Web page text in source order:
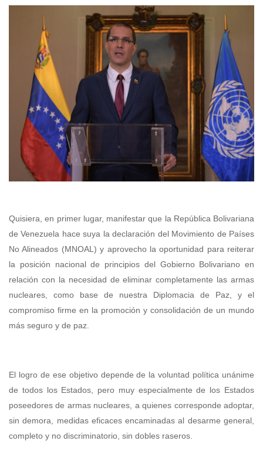
Quisiera, en primer lugar, manifestar que la República Bolivariana
de Venezuela hace suya la declaración del Movimiento de Países
No Alineados (MNOAL) y aprovecho la oportunidad para reiterar
la posición nacional de principios del Gobierno Bolivariano en
relación con la necesidad de eliminar completamente las armas
nucleares, como base de nuestra Diplomacia de Paz, y el
compromiso firme en la promoción y consolidación de un mundo
más seguro y de paz.
El logro de ese objetivo depende de la voluntad política unánime
de todos los Estados, pero muy especialmente de los Estados
poseedores de armas nucleares, a quienes corresponde adoptar,
sin demora, medidas eficaces encaminadas al desarme general,
completo y no discriminatorio, sin dobles raseros.